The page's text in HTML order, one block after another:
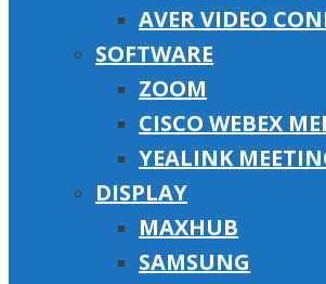
AVER VIDEO
SOFTWARE
ZOOM
CISCO WEBEX
YEALINK
DISPLAY
MAXHUB
SAMSUNG